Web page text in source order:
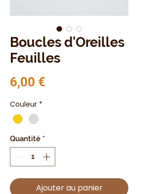
Boucles d'Oreilles
Feuilles
6,00 €
Couleur *
Quantité *
Ajouter au panier